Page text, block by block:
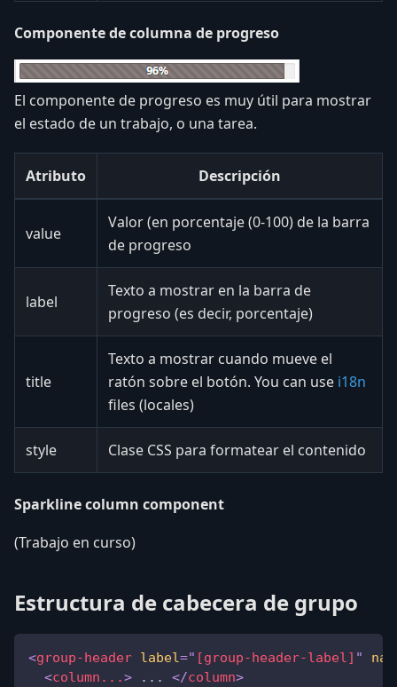
Componente de columna de progreso
El componente de progreso es muy útil para mostrar
el estado de un trabajo, o una tarea.
Atributo Descripción
value
Valor (en porcentaje (0-100) de la barra
de progreso
label
Texto a mostrar en la barra de
progreso (es decir, porcentaje)
title
Texto a mostrar cuando mueve el
ratón sobre el botón. You can use i18n
files (locales)
style Clase CSS para formatear el contenido
Sparkline column component
(Trabajo en curso)
Estructura de cabecera de grupo
<group-header label=" [group-header-label] "
<column...> ... </column>